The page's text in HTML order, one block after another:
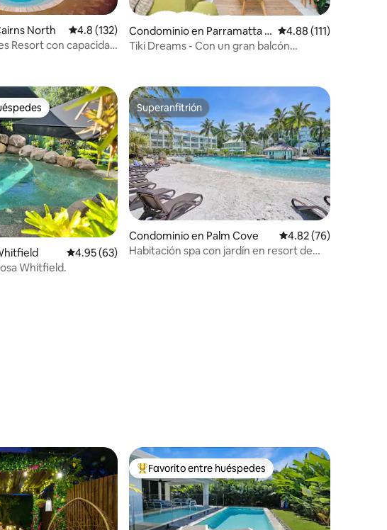
191 evaluaciones
North Calificación promedio: 4.8 de 5; 132 evaluaciones
4.8 (132)
Resort con capacidad
Condominio en Parramatta P
ark
Calificación promedio:
4.88 (111)
Tiki Dreams - Con un gran balcón
evaluaciones
Calificación promedio: 4.95 de 5; 63 evaluaciones
4.95 (63)
Whitfield.
Superanfitrión
Superanfitrión
Condominio en Palm Cove Calificación
4.82 (76)
Habitación spa con jardín en resort de
De los mejores en Favorito entre huéspedes
Favorito entre huéspedes